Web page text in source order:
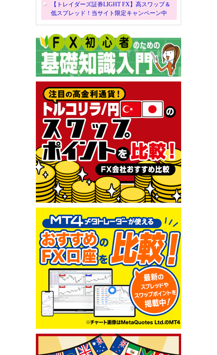
【トレイダーズ証券LIGHT FX】高スワップ＆
低スプレッド！当サイト限定キャンペーン中